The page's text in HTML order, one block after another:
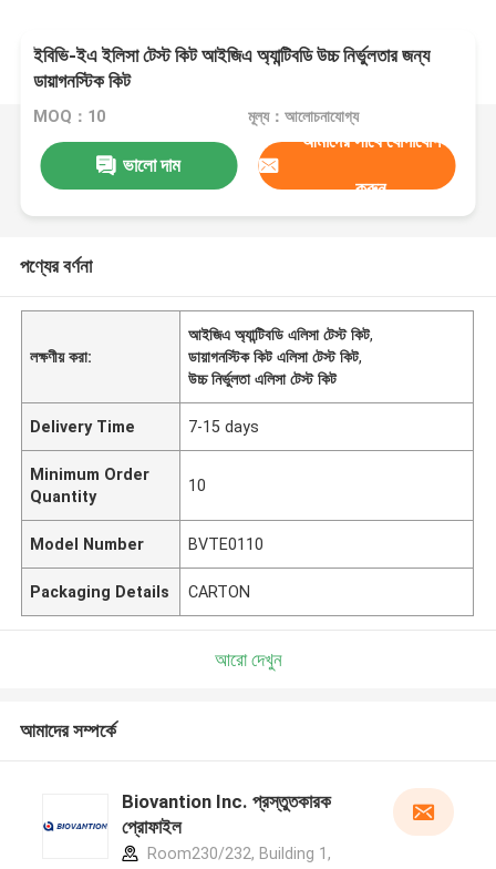
ইবিভি-ইএ ইলিসা টেস্ট কিট আইজিএ অ্যান্টিবডি উচ্চ নির্ভুলতার জন্য
ডায়াগনস্টিক কিট
MOQ：10 মূল্য：আলোচনাযোগ্য
ভালো দাম
আমাদের সাথে যোগাযোগ
করুন
পণ্যের বর্ণনা
লক্ষণীয় করা:
আইজিএ অ্যান্টিবডি এলিসা টেস্ট কিট,
ডায়াগনস্টিক কিট এলিসা টেস্ট কিট,
উচ্চ নির্ভুলতা এলিসা টেস্ট কিট
Delivery Time 7-15 days
Minimum Order
Quantity
10
Model Number BVTE0110
Packaging Details CARTON
আরো দেখুন
আমাদের সম্পর্কে
Biovantion Inc. প্রস্তুতকারক
প্রোফাইল
Room230/232, Building 1,